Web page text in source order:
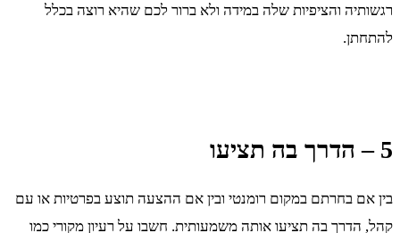
רגשותיה והציפיות שלה במידה ולא ברור לכם שהיא רוצה בכלל
להתחתן.
5 – הדרך בה תציעו
בין אם בחרתם במקום רומנטי ובין אם ההצעה תוצע בפרטיות או עם
קהל, הדרך בה תציעו אותה משמעותית. חשבו על רעיון מקורי כמו